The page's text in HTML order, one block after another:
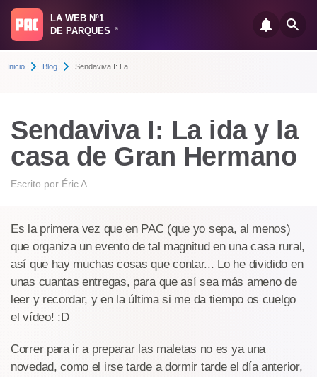
LA WEB Nº1
DE PARQUES
®
Inicio Blog Sendaviva I: La...
Sendaviva I: La ida y la
casa de Gran Hermano
Escrito por Éric A.
Es la primera vez que en PAC (que yo sepa, al menos)
que organiza un evento de tal magnitud en una casa rural,
así que hay muchas cosas que contar... Lo he dividido en
unas cuantas entregas, para que así sea más ameno de
leer y recordar, y en la última si me da tiempo os cuelgo
el vídeo! :D
Correr para ir a preparar las maletas no es ya una
novedad, como el irse tarde a dormir tarde el día anterior,